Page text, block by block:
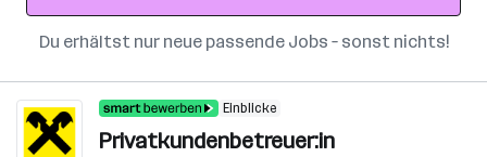
Du erhältst nur neue passende Jobs – sonst nichts!
Einblicke
Privatkundenbetreuer:in